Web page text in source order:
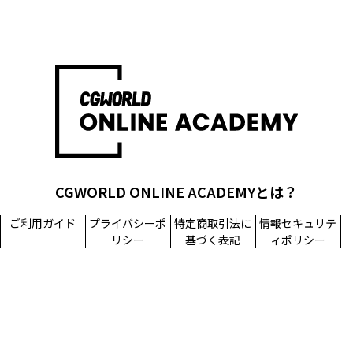
CGWORLD ONLINE ACADEMYとは？
ご利用ガイド
プライバシーポ
リシー
特定商取引法に
基づく表記
情報セキュリテ
ィポリシー